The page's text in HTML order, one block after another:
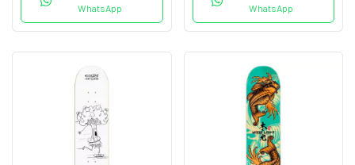
WhatsApp
WhatsApp